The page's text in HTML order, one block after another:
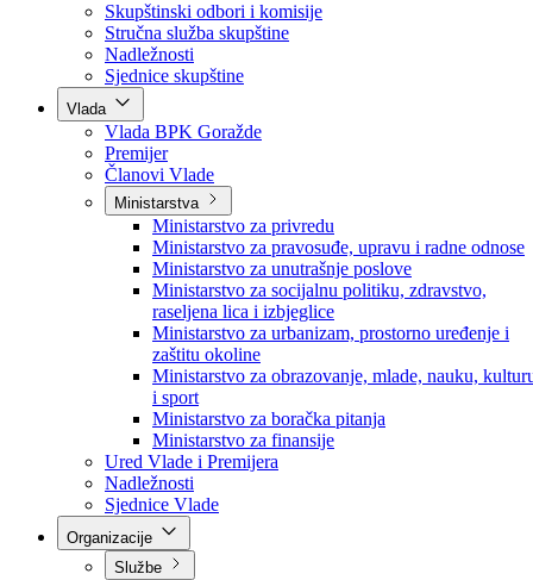
Poslanici po strankama
Poslanici po klubovima naroda
Kolegij skupštine
Skupštinski odbori i komisije
Stručna služba skupštine
Nadležnosti
Sjednice skupštine
Vlada
Vlada BPK Goražde
Premijer
Članovi Vlade
Ministarstva
Ministarstvo za privredu
Ministarstvo za pravosuđe, upravu i radne odnose
Ministarstvo za unutrašnje poslove
Ministarstvo za socijalnu politiku, zdravstvo,
raseljena lica i izbjeglice
Ministarstvo za urbanizam, prostorno uređenje i
zaštitu okoline
Ministarstvo za obrazovanje, mlade, nauku,
i sport
Ministarstvo za boračka pitanja
Ministarstvo za finansije
Ured Vlade i Premijera
Nadležnosti
Sjednice Vlade